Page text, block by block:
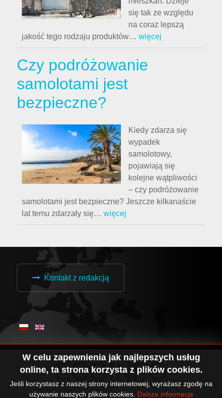
się tak ze względu
na coraz lepszą
jakość tego rodzaju produktów… więcej
Czy podróżowanie
samolotami jest
bezpieczne?
Kiedy zdarza się
wypadek
samolotowy,
pojawiają się
kolejne wątpliwości
– czy podróżowanie
samolotami jest bezpieczne? Jeszcze kilkanaście
lat temu zdarzały się… więcej
Kontakt z redakcją
ECOINFO
W celu zapewnienia jak najlepszych usług
online, ta strona korzysta z plików cookies.
Jeśli korzystasz z naszej strony internetowej, wyrażasz zgodę na
używanie naszych plików cookies. Dalsze informacje